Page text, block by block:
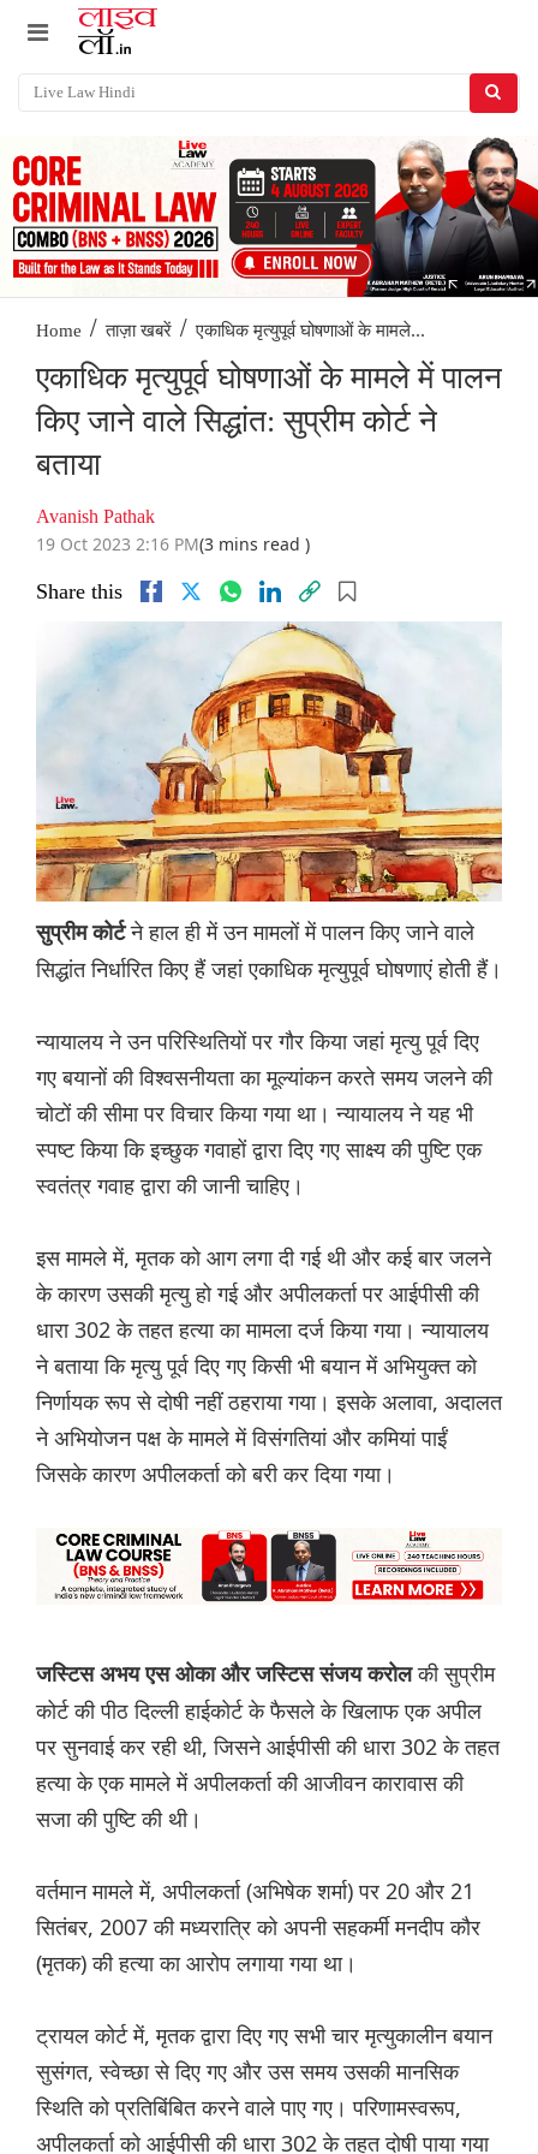
Home / ताज़ा खबरें / एकाधिक मृत्युपूर्व घोषणाओं के मामले...
एकाधिक मृत्युपूर्व घोषणाओं के मामले में पालन
किए जाने वाले सिद्धांत: सुप्रीम कोर्ट ने
बताया
Avanish Pathak
19 Oct 2023 2:16 PM(3 mins read )
Share this
सुप्रीम कोर्टने हाल ही में उन मामलों में पालन किए जाने वाले
सिद्धांत निर्धारित किए हैं जहां एकाधिक मृत्युपूर्व घोषणाएं होती हैं।
न्यायालय ने उन परिस्थितियों पर गौर किया जहां मृत्यु पूर्व दिए
गए बयानों की विश्वसनीयता का मूल्यांकन करते समय जलने की
चोटों की सीमा पर विचार किया गया था। न्यायालय ने यह भी
स्पष्ट किया कि इच्छुक गवाहों द्वारा दिए गए साक्ष्य की पुष्टि एक
स्वतंत्र गवाह द्वारा की जानी चाहिए।
इस मामले में, मृतक को आग लगा दी गई थी और कई बार जलने
के कारण उसकी मृत्यु हो गई और अपीलकर्ता पर आईपीसी की
धारा 302 के तहत हत्या का मामला दर्ज किया गया। न्यायालय
ने बताया कि मृत्यु पूर्व दिए गए किसी भी बयान में अभियुक्त को
निर्णायक रूप से दोषी नहीं ठहराया गया। इसके अलावा, अदालत
ने अभियोजन पक्ष के मामले में विसंगतियां और कमियां पाईं
जिसके कारण अपीलकर्ता को बरी कर दिया गया।
जस्टिस अभय एस ओका और जस्टिस संजय करोलकी सुप्रीम
कोर्ट की पीठ दिल्ली हाईकोर्ट के फैसले के खिलाफ एक अपील
पर सुनवाई कर रही थी, जिसने आईपीसी की धारा 302 के तहत
हत्या के एक मामले में अपीलकर्ता की आजीवन कारावास की
सजा की पुष्टि की थी।
वर्तमान मामले में, अपीलकर्ता (अभिषेक शर्मा) पर 20 और 21
सितंबर, 2007 की मध्यरात्रि को अपनी सहकर्मी मनदीप कौर
(मृतक) की हत्या का आरोप लगाया गया था।
ट्रायल कोर्ट में, मृतक द्वारा दिए गए सभी चार मृत्युकालीन बयान
सुसंगत, स्वेच्छा से दिए गए और उस समय उसकी मानसिक
स्थिति को प्रतिबिंबित करने वाले पाए गए। परिणामस्वरूप,
अपीलकर्ता को आईपीसी की धारा 302 के तहत दोषी पाया गया